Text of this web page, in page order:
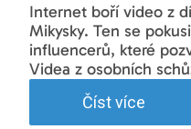
Internet boří video z
Mikysky. Ten se
influencerů, které
Videa z osobních
Číst více